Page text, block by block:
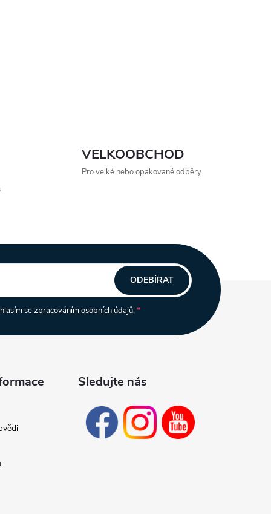
VELKOOBCHOD
Pro velké nebo opakované odběry
sezpracováním osobních údajů.
ODEBÍRAT
Sledujte nás